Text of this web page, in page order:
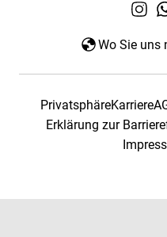
Wo Sie uns
PrivatsphäreKarriere
Erklärung zur